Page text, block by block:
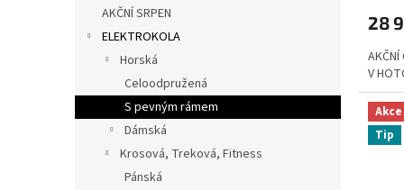
AKČNÍ SRPEN
ELEKTROKOLA
Horská
Celoodpružená
S pevným rámem
Dámská
Krosová, Treková, Fitness
Pánská
28
AKČNÍ
V
Akce
Tip